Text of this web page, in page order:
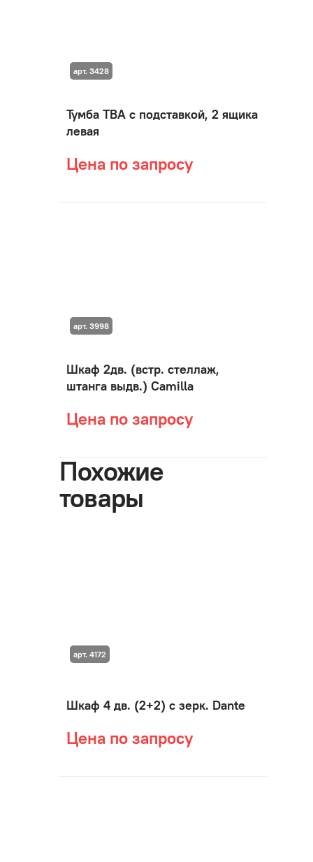
Тумба ТВА с подставкой, 2 ящика
левая
Цена по запросу
арт. 3428
Шкаф 2дв. (встр. стеллаж,
штанга выдв.) Camilla
Цена по запросу
арт. 3998
Похожие
товары
Шкаф 4 дв. (2+2) с зерк. Dante
Цена по запросу
арт. 4172